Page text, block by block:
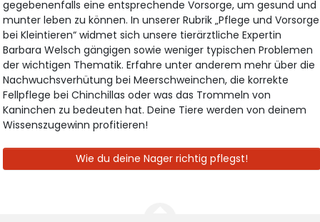
gegebenenfalls eine entsprechende Vorsorge, um gesund und
munter leben zu können. In unserer Rubrik „Pflege und Vorsorge
bei Kleintieren“ widmet sich unsere tierärztliche Expertin
Barbara Welsch gängigen sowie weniger typischen Problemen
der wichtigen Thematik. Erfahre unter anderem mehr über die
Nachwuchsverhütung bei Meerschweinchen, die korrekte
Fellpflege bei Chinchillas oder was das Trommeln von
Kaninchen zu bedeuten hat. Deine Tiere werden von deinem
Wissenszugewinn profitieren!
Wie du deine Nager richtig pflegst!